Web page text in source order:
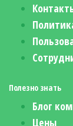
Полезно знать
Блог
Цены